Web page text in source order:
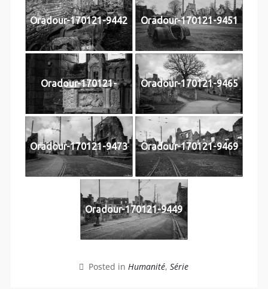
Oradour-170121-9442 Oradour-170121-9451
Oradour-170121- Oradour-170121-9465
Oradour-170121-9473 Oradour-170121-9469
Oradour-170121-9449
Posted in Humanité,Série